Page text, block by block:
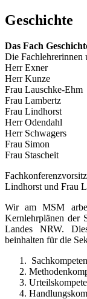
Geschichte
Das Fach
Die Fachlehrerinnen
Herr Exner
Herr Kunze
Frau Lauschke-Ehm
Frau Lambertz
Frau Lindhorst
Herr Odendahl
Herr Schwagers
Frau Simon
Frau Stascheit
Lindhorst und Frau
Wir am MSM
Kernlehrplänen der
Landes NRW.
beinhalten für die
Sachkompeten